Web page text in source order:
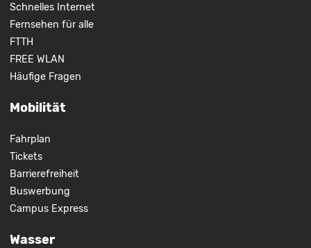
Schnelles Internet
Fernsehen für alle
FTTH
FREE WLAN
Häufige Fragen
Mobilität
Fahrplan
Tickets
Barrierefreiheit
Buswerbung
Campus Express
Wasser